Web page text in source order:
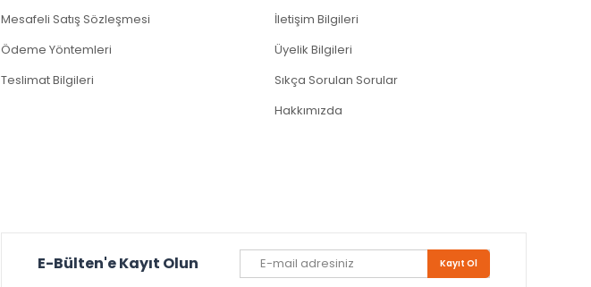
Mesafeli Satış Sözleşmesi
Ödeme Yöntemleri
Teslimat Bilgileri
İletişim Bilgileri
Üyelik Bilgileri
Sıkça Sorulan Sorular
Hakkımızda
E-Bülten'e Kayıt Olun Kayıt Ol